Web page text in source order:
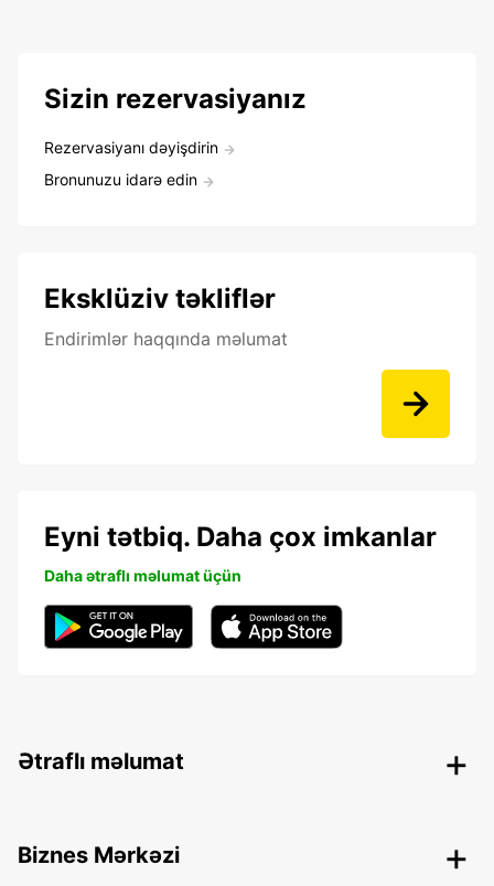
Sizin rezervasiyanız
Rezervasiyanı dəyişdirin
Bronunuzu idarə edin
Eksklüziv təkliflər
Endirimlər haqqında məlumat
Eyni tətbiq. Daha çox imkanlar
Daha ətraflı məlumat üçün
Ətraflı məlumat
Biznes Mərkəzi